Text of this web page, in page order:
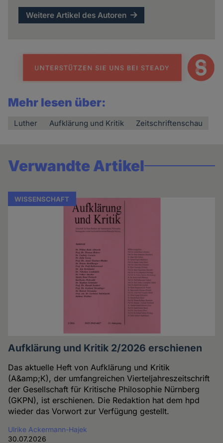
Weitere Artikel des Autoren
Mehr lesen über:
Luther Aufklärung und Kritik Zeitschriftenschau
Verwandte Artikel
WISSENSCHAFT
Aufklärung und Kritik 2/2026 erschienen
Das aktuelle Heft von Aufklärung und Kritik
(A&amp;K), der umfangreichen Vierteljahreszeitschrift
der Gesellschaft für Kritische Philosophie Nürnberg
(GKPN), ist erschienen. Die Redaktion hat dem hpd
wieder das Vorwort zur Verfügung gestellt.
Ulrike Ackermann-Hajek
30.07.2026